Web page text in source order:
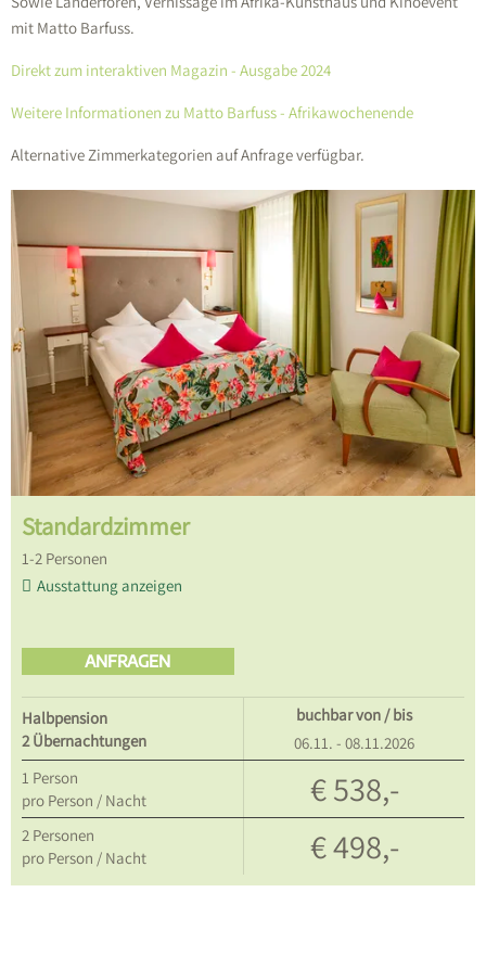
mit Matto Barfuss.
Direkt zum interaktiven Magazin - Ausgabe 2024
Weitere Informationen zu Matto Barfuss - Afrikawochenende
Alternative Zimmerkategorien auf Anfrage verfügbar.
Standardzimmer
1-2 Personen
Ausstattung anzeigen
ANFRAGEN
Halbpension
2 Übernachtungen
buchbar von / bis
06.11. - 08.11.2026
1 Person
pro Person / Nacht
€ 538,-
2 Personen
pro Person / Nacht
€ 498,-